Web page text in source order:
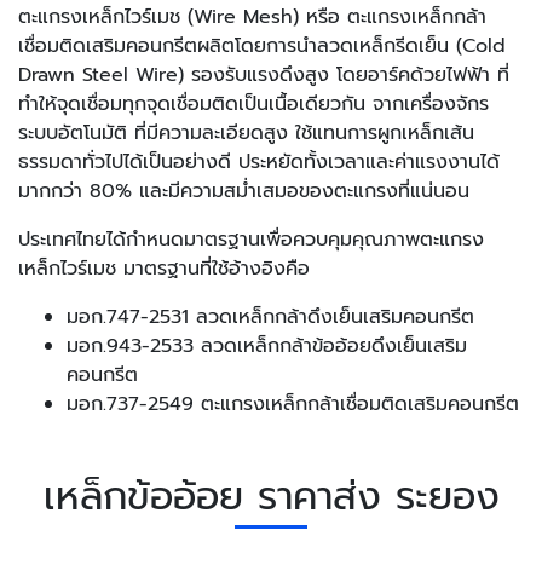
ตะแกรงเหล็กไวร์เมช (Wire Mesh) หรือ ตะแกรงเหล็กกล้า
เชื่อมติดเสริมคอนกรีตผลิตโดยการนำลวดเหล็กรีดเย็น (Cold
Drawn Steel Wire) รองรับแรงดึงสูง โดยอาร์คด้วยไฟฟ้า ที่
ทำให้จุดเชื่อมทุกจุดเชื่อมติดเป็นเนื้อเดียวกัน จากเครื่องจักร
ระบบอัตโนมัติ ที่มีความละเอียดสูง ใช้แทนการผูกเหล็กเส้น
ธรรมดาทั่วไปได้เป็นอย่างดี ประหยัดทั้งเวลาและค่าแรงงานได้
มากกว่า 80% และมีความสม่ำเสมอของตะแกรงที่แน่นอน
ประเทศไทยได้กำหนดมาตรฐานเพื่อควบคุมคุณภาพตะแกรง
เหล็กไวร์เมช มาตรฐานที่ใช้อ้างอิงคือ
มอก.747-2531 ลวดเหล็กกล้าดึงเย็นเสริมคอนกรีต
มอก.943-2533 ลวดเหล็กกล้าข้ออ้อยดึงเย็นเสริม
คอนกรีต
มอก.737-2549 ตะแกรงเหล็กกล้าเชื่อมติดเสริมคอนกรีต
เหล็กข้ออ้อย ราคาส่ง ระยอง